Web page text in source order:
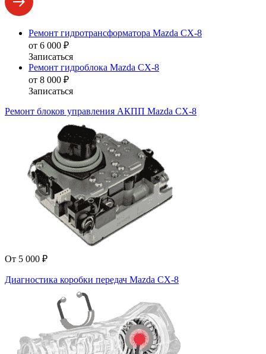
Ремонт гидротрансформатора Mazda CX-8
от 6 000 ₽
Записаться
Ремонт гидроблока Mazda CX-8
от 8 000 ₽
Записаться
Ремонт блоков управления АКПП Mazda CX-8
От 5 000 ₽
Диагностика коробки передач Mazda CX-8